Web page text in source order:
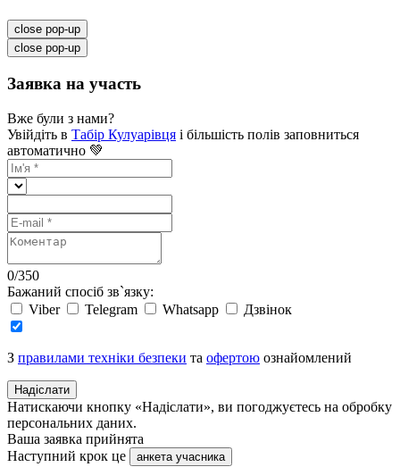
close pop-up
close pop-up
Заявка на участь
Вже були з нами?
Увійдіть в Табір Кулуарівця і більшість полів заповниться
автоматично 💚
0/350
Бажаний спосіб зв`язку:
Viber
Telegram Whatsapp Дзвінок
З правилами техніки безпеки та офертою ознайомлений
Надіслати
Натискаючи кнопку «Надіслати», ви погоджуєтесь на обробку
персональних даних.
Ваша заявка прийнята
Наступний крок це
анкета учасника